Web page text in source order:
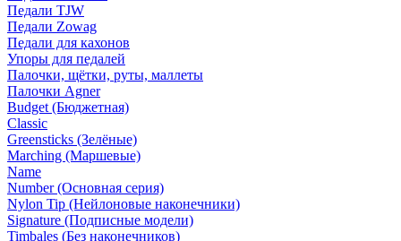
Педали TJW
Педали Zowag
Педали для кахонов
Упоры для педалей
Палочки, щётки, руты, маллеты
Палочки Agner
Budget (Бюджетная)
Classic
Greensticks (Зелёные)
Marching (Маршевые)
Name
Number (Основная серия)
Nylon Tip (Нейлоновые наконечники)
Signature (Подписные модели)
Timbales (Без наконечников)